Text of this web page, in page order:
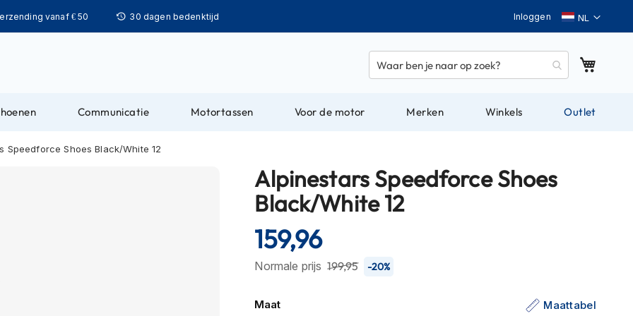
vanaf € 50 30 dagen bedenktijd Taal
Inloggen
Communicatie Motortassen Voor de motor Merken Winkels Outlet
Speedforce Shoes Black/White 12
Alpinestars Speedforce Shoes
Black/White 12
Normale prijs 199,95 -20%
159,96
Maat Maattabel